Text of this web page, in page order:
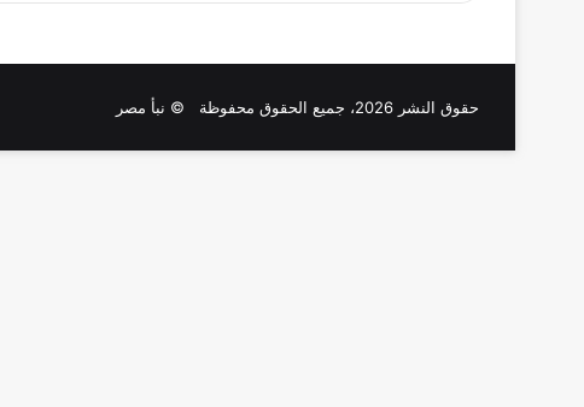
حقوق النشر 2026، جميع الحقوق محفوظة © نبأ مصر